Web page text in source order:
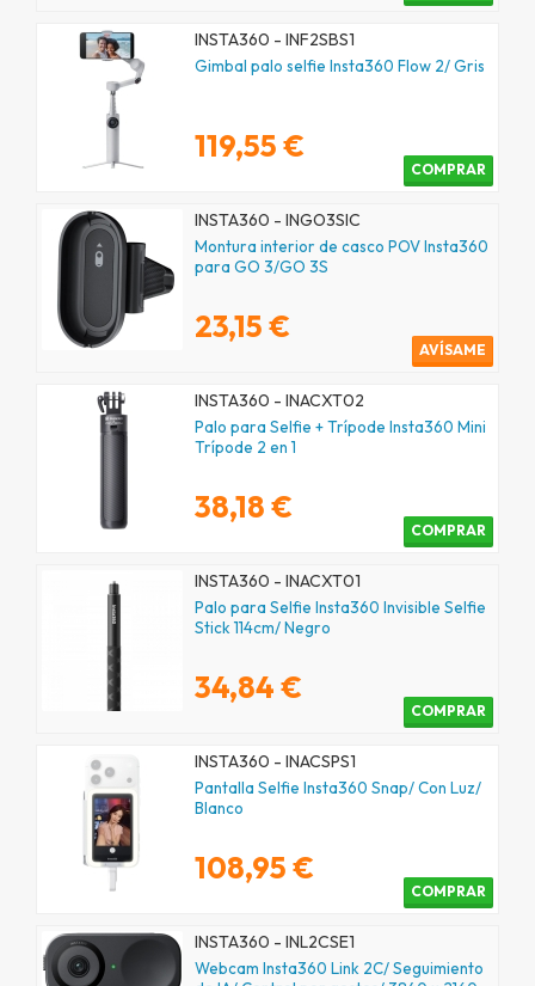
INSTA360 - INF2SBS1
Gimbal palo selfie Insta360 Flow 2/ Gris
119,55 €
COMPRAR
INSTA360 - INGO3SIC
Montura interior de casco POV Insta360
para GO 3/GO 3S
23,15 €
AVÍSAME
INSTA360 - INACXT02
Palo para Selfie + Trípode Insta360 Mini
Trípode 2 en 1
38,18 €
COMPRAR
INSTA360 - INACXT01
Palo para Selfie Insta360 Invisible Selfie
Stick 114cm/ Negro
34,84 €
COMPRAR
INSTA360 - INACSPS1
Pantalla Selfie Insta360 Snap/ Con Luz/
Blanco
108,95 €
COMPRAR
INSTA360 - INL2CSE1
Webcam Insta360 Link 2C/ Seguimiento